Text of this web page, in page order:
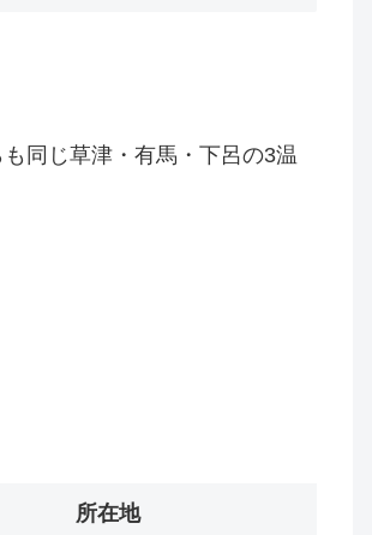
同じ草津・有馬・下呂の3温
所在地